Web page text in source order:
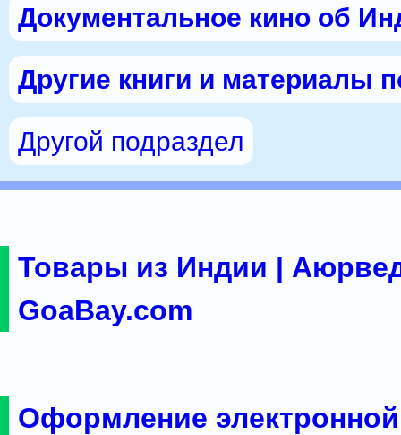
Документальное кино об
Другие книги и материалы
Другой подраздел
Товары из Индии |
GoaBay.com
Оформление электронной